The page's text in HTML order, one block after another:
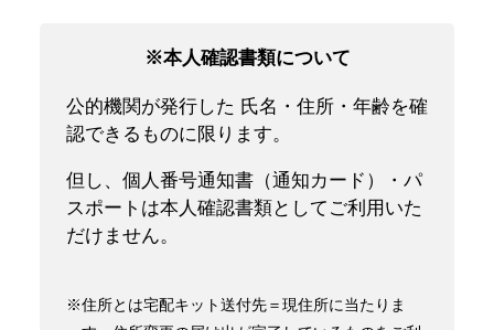
※本人確認書類について
公的機関が発行した 氏名・住所・年齢を確
認できるものに限ります。
但し、個人番号通知書（通知カード）・パ
スポートは本人確認書類としてご利用いた
だけません。
※住所とは宅配キット送付先＝現住所に当たりま